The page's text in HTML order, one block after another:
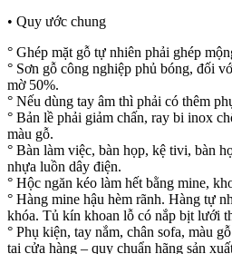
• Quy ước chung
° Ghép mặt gỗ tự nhiên phải ghép
° Sơn gỗ công nghiệp phủ bóng, đối
mờ 50%.
° Nếu dùng tay âm thì phải có thêm
° Bản lề phải giảm chấn, ray bi inox
màu gỗ.
° Bàn làm việc, bàn họp, kệ tivi, bàn
nhựa luồn dây điện.
° Hộc ngăn kéo làm hết bằng mine,
° Hàng mine hậu hèm rãnh. Hàng tự
khóa. Tủ kín khoan lỗ có nắp bịt lưới
° Phụ kiện, tay nắm, chân sofa, màu
tại cửa hàng – quy chuẩn hãng sản